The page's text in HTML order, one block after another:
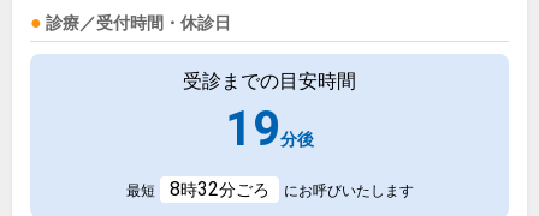
診療／受付時間・休診日
受診までの目安時間
19分後
最短 8時32分ごろ にお呼びいたします